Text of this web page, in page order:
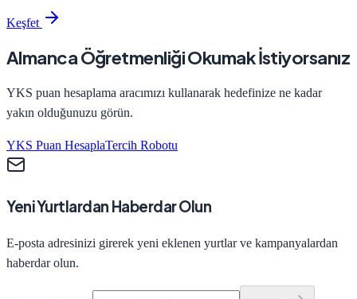
Keşfet
Almanca ÖğretmenliğiOkumak İstiyorsanız
YKS puan hesaplama aracımızı kullanarak hedefinize ne kadar
yakın olduğunuzu görün.
YKS Puan HesaplaTercih Robotu
Yeni Yurtlardan Haberdar Olun
E-posta adresinizi girerek yeni eklenen yurtlar ve kampanyalardan
haberdar olun.